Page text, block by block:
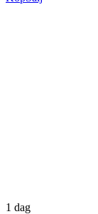
1 dag